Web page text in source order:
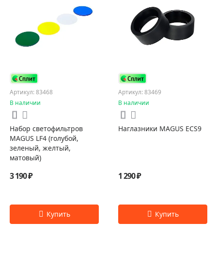
Артикул: 83468
В наличии
Набор светофильтров
MAGUS LF4 (голубой,
зеленый, желтый,
матовый)
3 190 ₽
Артикул: 83469
В наличии
Наглазники MAGUS ECS9
1 290 ₽